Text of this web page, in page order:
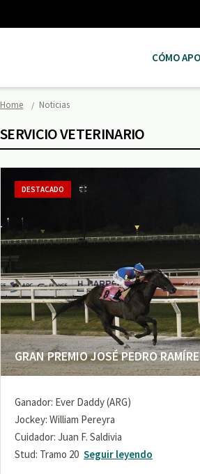
CÓMO
Home Noticias
SERVICIO VETERINARIO
GRAN PREMIO JOSÉ PEDRO
DESTACADO
Ganador: Ever Daddy (ARG)
Jockey: William Pereyra
Cuidador: Juan F. Saldivia
Stud: Tramo 20 Seguir leyendo